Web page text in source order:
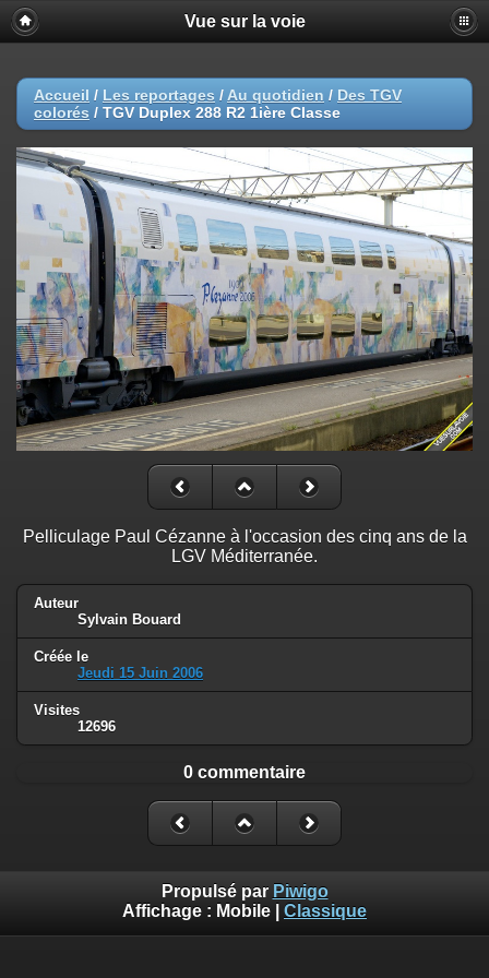
Vue sur la voie
Accueil / Les reportages / Au quotidien / Des TGV
colorés / TGV Duplex 288 R2 1ière Classe
Pelliculage Paul Cézanne à l'occasion des cinq ans de la
LGV Méditerranée.
Auteur
Sylvain Bouard
Créée le
Jeudi 15 Juin 2006
Visites
12696
0 commentaire
Propulsé par Piwigo
Affichage : Mobile Classique